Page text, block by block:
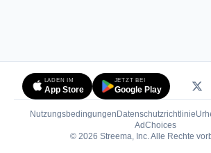
LADEN IM
App Store
JETZT BEI
Google Play
Nutzungsbedingungen Datenschutzrichtlinie
AdChoices(öffnet in
© 2026 Streema, Inc. Alle Rechte